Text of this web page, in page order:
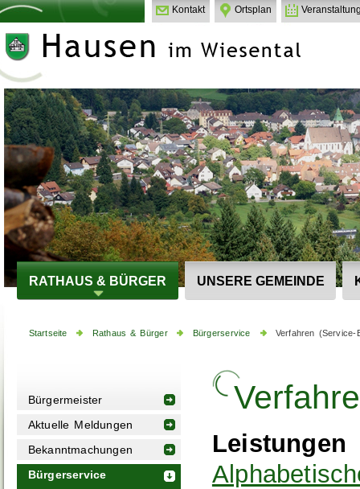
Kontakt Ortsplan
RATHAUS & BÜRGER UNSERE GEMEINDE
Startseite Rathaus & Bürger Bürgerservice Verfahren (Service-
Bürgermeister
Aktuelle Meldungen
Bekanntmachungen
Bürgerservice
Leistungen